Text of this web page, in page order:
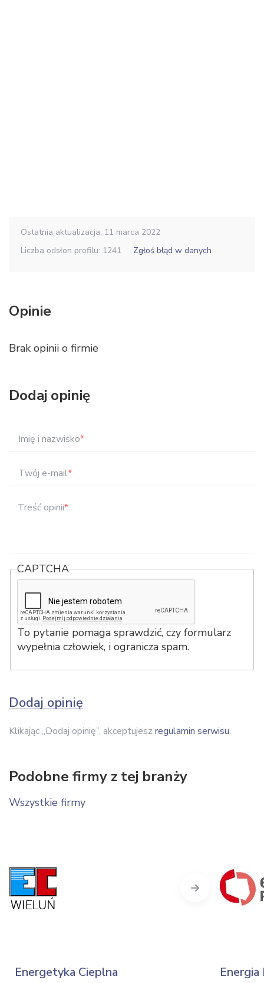
Ostatnia aktualizacja: 11 marca 2022
Liczba odsłon profilu: 1241
Zgłoś błąd w danych
Opinie
Brak opinii o firmie
Dodaj opinię
Imię i nazwisko*
Twój e-mail*
Treść opinii*
CAPTCHA
To pytanie pomaga sprawdzić, czy formularz
wypełnia człowiek, i ogranicza spam.
Dodaj opinię
Klikając „Dodaj opinię”, akceptujesz regulamin serwisu.
Podobne firmy z tej branży
Wszystkie firmy
Energetyka Cieplna
Next